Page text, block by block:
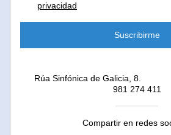
privacidad
Suscribirme
Rúa Sinfónica de Galicia, 8.
981 274 411
Compartir en redes